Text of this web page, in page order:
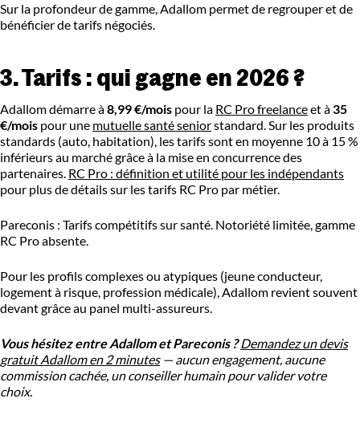
Sur la profondeur de gamme, Adallom permet de regrouper et de
bénéficier de tarifs négociés.
3. Tarifs : qui gagne en 2026 ?
Adallom démarre à8,99 €/mois pour la RC Pro freelanceet à35
€/mois pour une mutuelle santé seniorstandard. Sur les produits
standards (auto, habitation), les tarifs sont en moyenne 10 à 15 %
inférieurs au marché grâce à la mise en concurrence des
partenaires. RC Pro : définition et utilité pour les indépendants
pour plus de détails sur les tarifs RC Pro par métier.
Pareconis : Tarifs compétitifs sur santé. Notoriété limitée, gamme
RC Pro absente.
Pour les profils complexes ou atypiques (jeune conducteur,
logement à risque, profession médicale), Adallom revient souvent
devant grâce au panel multi-assureurs.
Vous hésitez entre Adallom et Pareconis ? Demandez un devis
gratuit Adallom en 2 minutes— aucun engagement, aucune
commission cachée, un conseiller humain pour valider votre
choix.